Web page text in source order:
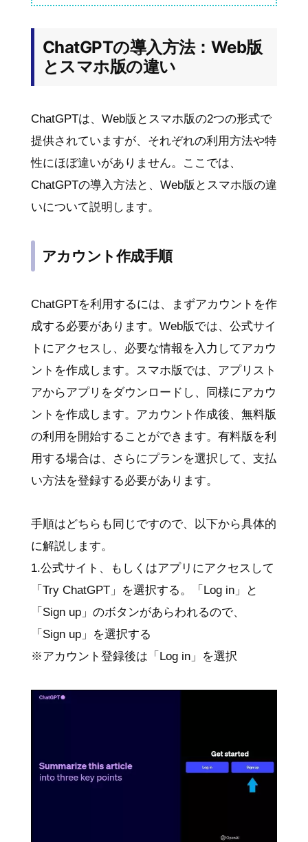
ChatGPTの導入方法：Web版
とスマホ版の違い
ChatGPTは、Web版とスマホ版の2つの形式で
提供されていますが、それぞれの利用方法や特
性にほぼ違いがありません。ここでは、
ChatGPTの導入方法と、Web版とスマホ版の違
いについて説明します。
アカウント作成手順
ChatGPTを利用するには、まずアカウントを作
成する必要があります。Web版では、公式サイ
トにアクセスし、必要な情報を入力してアカウ
ントを作成します。スマホ版では、アプリスト
アからアプリをダウンロードし、同様にアカウ
ントを作成します。アカウント作成後、無料版
の利用を開始することができます。有料版を利
用する場合は、さらにプランを選択して、支払
い方法を登録する必要があります。
手順はどちらも同じですので、以下から具体的
に解説します。
1.公式サイト、もしくはアプリにアクセスして
「Try ChatGPT」を選択する。「Log in」と
「Sign up」のボタンがあらわれるので、
「Sign up」を選択する
※アカウント登録後は「Log in」を選択